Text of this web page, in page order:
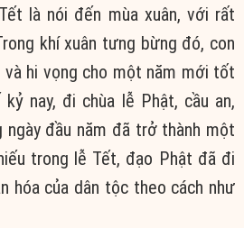
là nói đến mùa xuân, với rất
khí xuân tưng bừng đó, con
và hi vọng cho một năm mới tốt
nay, đi chùa lễ Phật, cầu an,
ngày đầu năm đã trở thành một
trong lễ Tết, đạo Phật đã đi
hóa của dân tộc theo cách như